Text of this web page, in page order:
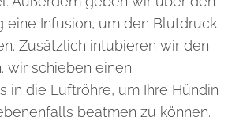
eine Infusion, um den Blutdruck
Zusätzlich intubieren wir den
wir schieben einen
in die Luftröhre, um Ihre Hündin
beatmen zu können.